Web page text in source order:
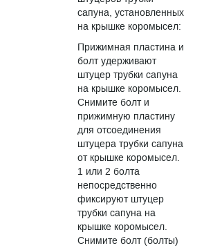
сапуна, установленных
на крышке коромысел:
Прижимная пластина и
болт удерживают
штуцер трубки сапуна
на крышке коромысел.
Снимите болт и
прижимную пластину
для отсоединения
штуцера трубки сапуна
от крышке коромысел.
1 или 2 болта
непосредственно
фиксируют штуцер
трубки сапуна на
крышке коромысел.
Снимите болт (болты)